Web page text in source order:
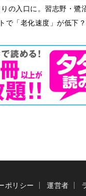
の入口に。習志野・
で「老化速度」が低
ポリシー 運営者